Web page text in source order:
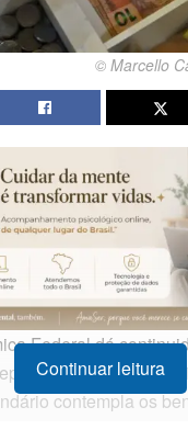
© Marcello
Federal dá
do Bolsa
contempla os
Continuar leitura